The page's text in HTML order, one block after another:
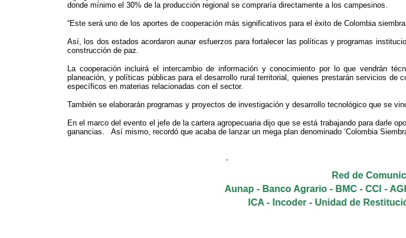
donde mínimo el 30% de la producción regional se compraría directamente a los campesinos.
“Este será uno de los aportes de cooperación más significativos para el éxito de Colombia
Así, los dos estados acordaron aunar esfuerzos para fortalecer las políticas y programas
construcción de paz.
La cooperación incluirá el intercambio de información y conocimiento por lo que vendrán
planeación, y políticas públicas para el desarrollo rural territorial, quienes prestarán servicios
específicos en materias relacionadas con el sector.
También se elaborarán programas y proyectos de investigación y desarrollo tecnológico que se
En el marco del evento el jefe de la cartera agropecuaria dijo que se está trabajando para darle
ganancias. Así mismo, recordó que acaba de lanzar un mega plan denominado ‘Colombia